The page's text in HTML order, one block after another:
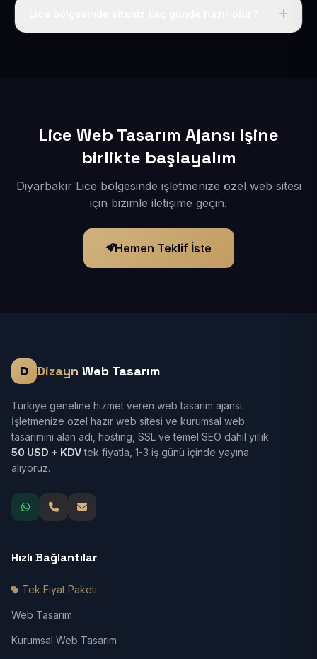
Lice Web Tasarım Ajansı işine
birlikte başlayalım
Diyarbakır Lice bölgesinde işletmenize özel web sitesi
için bizimle iletişime geçin.
Hemen Teklif İste
Dizayn Web Tasarım
Türkiye geneline hizmet veren web tasarım ajansı.
İşletmenize özel hazır web sitesi ve kurumsal web
tasarımını alan adı, hosting, SSL ve temel SEO dahil yıllık
50 USD + KDVtek fiyatla, 1-3 iş günü içinde yayına
alıyoruz.
Hızlı Bağlantılar
Tek Fiyat Paketi
Web Tasarım
Kurumsal Web Tasarım